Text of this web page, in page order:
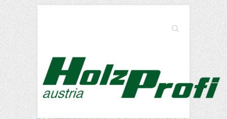
Search